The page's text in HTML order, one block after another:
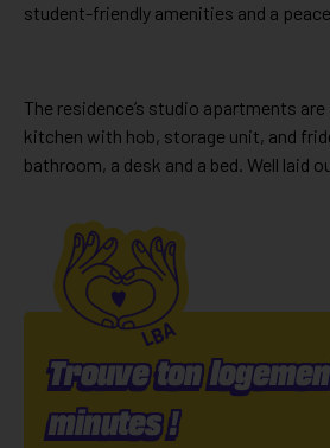
student-friendly amenities and a
The residence’s studio apartments
kitchen with hob, storage unit, and
bathroom, a desk and a bed. Well laid
Trouve ton
minutes !